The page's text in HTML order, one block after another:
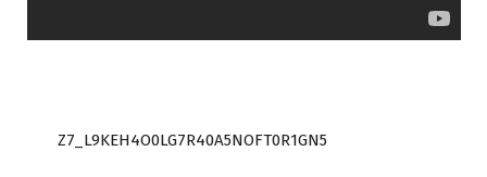
Z7_L9KEH4O0LG7R40A5NOFT0R1GN5